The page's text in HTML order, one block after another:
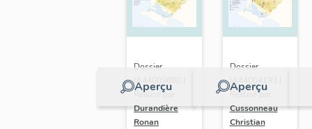
Aperçu
Dossier
IA44003690 |
Réalisé par
Durandière
Ronan
Aperçu
Dossier
IA44004193 |
Réalisé par
Cussonneau
Christian